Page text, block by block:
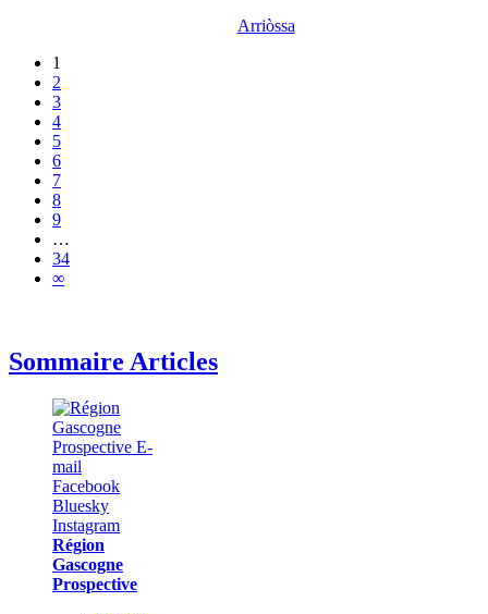
Arriòssa
1
2
3
4
5
6
7
8
9
…
34
∞
Sommaire Articles
Région
Gascogne
Prospective